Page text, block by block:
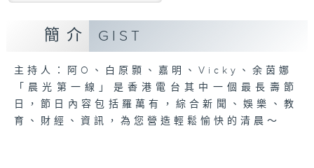
簡介 GIST
主持人：阿O、白原顥、嘉明、Vicky、余茵娜
「晨光第一線」是香港電台其中一個最長壽節
日，節日內容包括羅萬有，綜合新聞、娛樂、教
育、財經、資訊，為您營造輕鬆愉快的清晨～